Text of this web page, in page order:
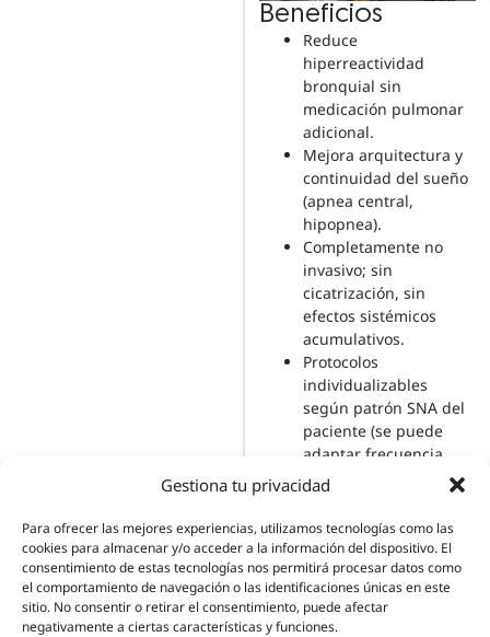
Gestiona tu privacidad
Para ofrecer las mejores experiencias, utilizamos tecnologías como las
cookies para almacenar y/o acceder a la información del dispositivo. El
consentimiento de estas tecnologías nos permitirá procesar datos como
el comportamiento de navegación o las identificaciones únicas en este
sitio. No consentir o retirar el consentimiento, puede afectar
negativamente a ciertas características y funciones.
Beneficios
Reduce
hiperreactividad
bronquial sin
medicación pulmonar
adicional.
Mejora arquitectura y
continuidad del sueño
(apnea central,
hipopnea).
Completamente no
invasivo; sin
cicatrización, sin
efectos sistémicos
acumulativos.
Protocolos
individualizables
según patrón SNA del
paciente (se puede
adaptar frecuencia,
duración, intensidad).
Compatible con toda
terapia farmacológica
estándar.
Modula la raíz. Potencia tu tratamiento.
Neuroanatomía del sistema nervioso autónomo asociado a tu